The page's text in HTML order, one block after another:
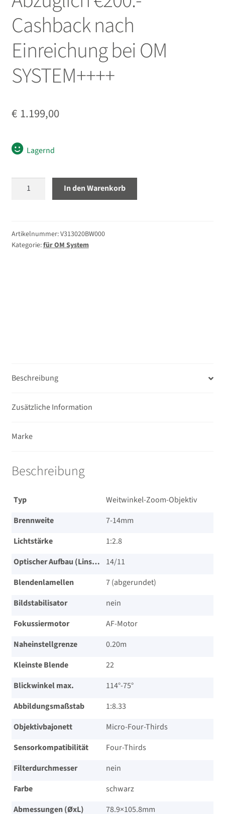
Stative
Second-Hand
Cashback nach
Einreichung bei OM
SYSTEM++++
€ 1.199,00
Lagernd
Olympus
7-
14mm
SYSTEM++++
In den Warenkorb
Artikelnummer:V313020BW000
Kategorie:für OM System
Beschreibung
Zusätzliche Information
Marke
Beschreibung
Typ
Weitwinkel-Zoom-Objektiv
Brennweite
7-14mm
Lichtstärke
1:2.8
Optischer Aufbau (Linsen/Gruppen)
14/​11
Blendenlamellen
7 (abgerundet)
Bildstabilisator
nein
Fokussiermotor
AF-Motor
Naheinstellgrenze
0.20m
Kleinste Blende
22
Blickwinkel max.
114°-75°
Abbildungsmaßstab
1:8.33
Objektivbajonett
Micro-Four-Thirds
Sensorkompatibilität
Four-Thirds
Filterdurchmesser
nein
Farbe
schwarz
Abmessungen (ØxL)
78.9×105.8mm